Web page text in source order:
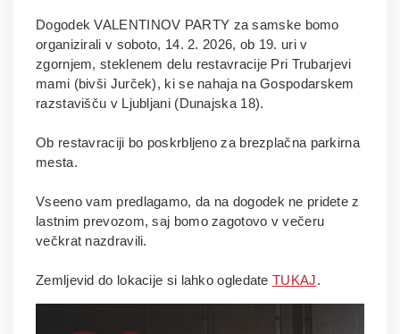
Dogodek VALENTINOV PARTY za samske bomo
organizirali v soboto, 14. 2. 2026, ob 19. uri v
zgornjem, steklenem delu restavracije Pri Trubarjevi
mami (bivši Jurček), ki se nahaja na Gospodarskem
razstavišču v Ljubljani (Dunajska 18).
Ob restavraciji bo poskrbljeno za brezplačna parkirna
mesta.
Vseeno vam predlagamo, da na dogodek ne pridete z
lastnim prevozom, saj bomo zagotovo v večeru
večkrat nazdravili.
Zemljevid do lokacije si lahko ogledateTUKAJ.